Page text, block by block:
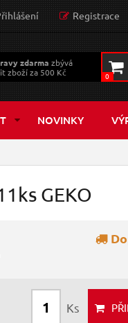
Registrace
zdarma zbývá
zboží za 500 Kč
0
NOVINKY
GEKO
Ks